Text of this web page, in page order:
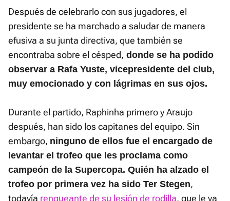
Después de celebrarlo con sus jugadores, el
presidente se ha marchado a saludar de manera
efusiva a su junta directiva, que también se
encontraba sobre el césped, donde se ha podido
observar a Rafa Yuste, vicepresidente del club,
muy emocionado y con lágrimas en sus ojos.
Durante el partido, Raphinha primero y Araujo
después, han sido los capitanes del equipo. Sin
embargo, ninguno de ellos fue el encargado de
levantar el trofeo que les proclama como
campeón de la Supercopa. Quién ha alzado el
trofeo por primera vez ha sido Ter Stegen,
todavía renqueante de su lesión de rodilla, que le va